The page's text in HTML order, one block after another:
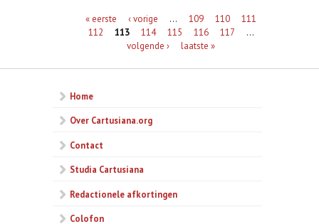
Pagina's« eerste ‹ vorige … 109 110
111
112
113 114 115 116 117
…
volgende ›
laatste »
Home
Over Cartusiana.org
Contact
Studia Cartusiana
Redactionele afkortingen
Colofon